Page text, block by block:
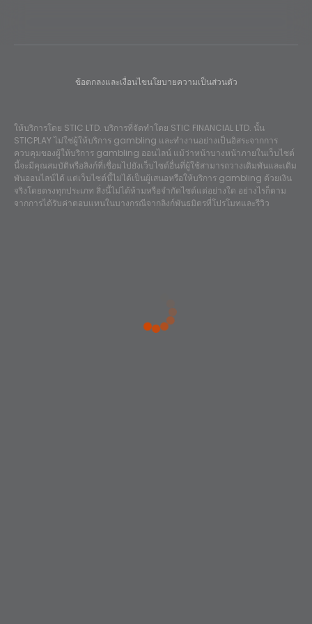
ข้อตกลงและเงื่อนไขนโยบายความเป็นส่วนตัว
ให้บริการโดย STIC LTD. บริการที่จัดทำโดย STIC FINANCIAL LTD. นั้น
STICPLAY ไม่ใช่ผู้ให้บริการ gambling และทำงานอย่างเป็นอิสระจากการ
ควบคุมของผู้ให้บริการ gambling ออนไลน์ แม้ว่าหน้าบางหน้าภายในเว็บไซต์
นี้จะมีคุณสมบัติหรือลิงก์ที่เชื่อมไปยังเว็บไซต์อื่นที่ผู้ใช้สามารถวางเดิมพันและเดิม
พันออนไลน์ได้ แต่เว็บไซต์นี้ไม่ได้เป็นผู้เสนอหรือให้บริการ gambling ด้วยเงิน
จริงโดยตรงทุกประเภท สิ่งนี้ไม่ได้ห้ามหรือจำกัดไซต์แต่อย่างใด อย่างไรก็ตาม
จากการได้รับค่าตอบแทนในบางกรณีจากลิงก์พันธมิตรที่โปรโมทและรีวิว